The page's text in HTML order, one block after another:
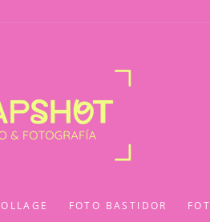
FOTO BASTIDOR